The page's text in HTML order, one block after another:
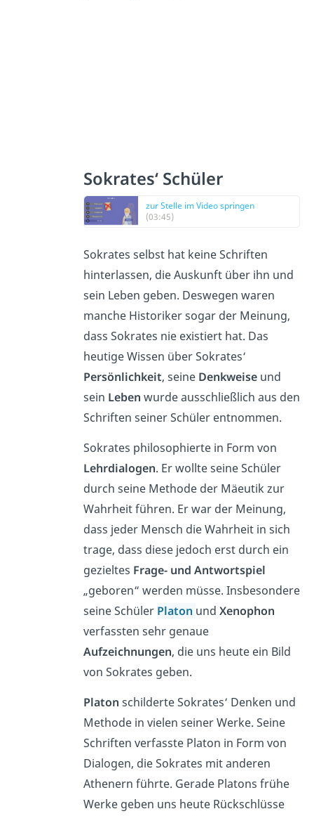
Sokrates‘ Schüler
zur Stelle im Video springen
(03:45)
Sokrates selbst hat keine Schriften
hinterlassen, die Auskunft über ihn und
sein Leben geben. Deswegen waren
manche Historiker sogar der Meinung,
dass Sokrates nie existiert hat. Das
heutige Wissen über Sokrates‘
Persönlichkeit, seine Denkweiseund
sein Leben wurde ausschließlich aus den
Schriften seiner Schüler entnommen.
Sokrates philosophierte in Form von
Lehrdialogen. Er wollte seine Schüler
durch seine Methode der Mäeutik zur
Wahrheit führen. Er war der Meinung,
dass jeder Mensch die Wahrheit in sich
trage, dass diese jedoch erst durch ein
gezieltes Frage- und Antwortspiel
„geboren“ werden müsse. Insbesondere
seine Schüler Platon und Xenophon
verfassten sehr genaue
Aufzeichnungen, die uns heute ein Bild
von Sokrates geben.
Platon schilderte Sokrates‘ Denken und
Methode in vielen seiner Werke. Seine
Schriften verfasste Platon in Form von
Dialogen, die Sokrates mit anderen
Athenern führte. Gerade Platons frühe
Werke geben uns heute Rückschlüsse